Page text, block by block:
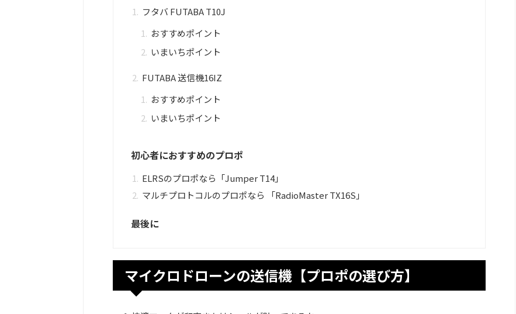
フタバ FUTABA T10J
おすすめポイント
いまいちポイント
FUTABA 送信機16IZ
おすすめポイント
いまいちポイント
初心者におすすめのプロポ
ELRSのプロポなら「Jumper T14」
マルチプロトコルのプロポなら 「RadioMaster TX16S」
最後に
マイクロドローンの送信機【プロポの選び方】